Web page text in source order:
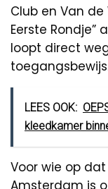
Club en Van de
Eerste Rondje”
loopt direct
LEES OOK:
kleedkamer
Voor wie op
Amsterdam is